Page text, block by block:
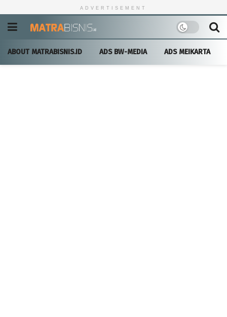
ADVERTISEMENT
ABOUT MATRABISNIS.ID ADS BW-MEDIA ADS MEIKARTA